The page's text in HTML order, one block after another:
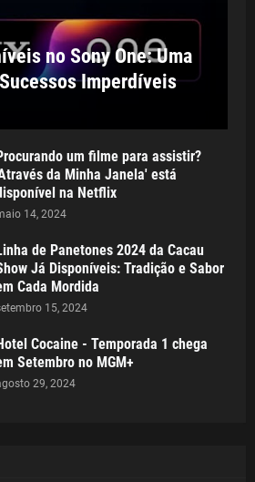
no Sony One: Uma
Imperdíveis
um filme para assistir?
da Minha Janela' está
na Netflix
14, 2024
de Panetones 2024 da Cacau
Já Disponíveis: Tradição e Sabor
Cada Mordida
15, 2024
Cocaine - Temporada 1 chega
Setembro no MGM+
29, 2024